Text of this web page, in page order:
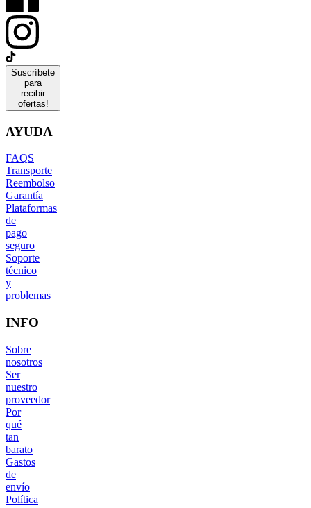
Suscríbete
para
recibir
ofertas!
AYUDA
FAQS
Transporte
Reembolso
Garantía
Plataformas
de
pago
seguro
Soporte
técnico
y
problemas
INFO
Sobre
nosotros
Ser
nuestro
proveedor
Por
qué
tan
barato
Gastos
de
envío
Política